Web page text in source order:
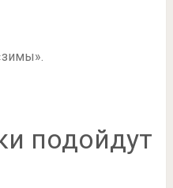
подойдут